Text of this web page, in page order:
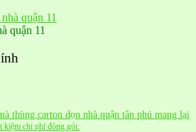
quận 11
thùng carton dọn nhà quận tân phú mang lại
kiệm chi phí đóng gói: